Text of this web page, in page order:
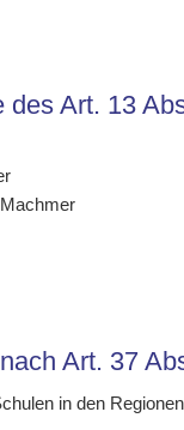
Art. 13
Art. 37
in den